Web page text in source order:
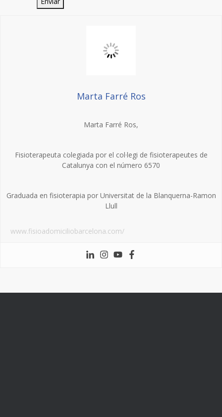
Marta Farré Ros
Marta Farré Ros,
Fisioterapeuta colegiada por el col·legi de fisioterapeutes de
Catalunya con el número 6570
Graduada en fisioterapia por Universitat de la Blanquerna-Ramon
Llull
www.fisioadomiciliobarcelona.com/